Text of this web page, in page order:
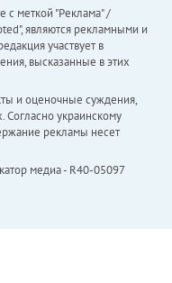
с меткой "Реклама" /
являются рекламными и
участвует в
высказанные в этих
и оценочные суждения,
украинскому
рекламы несет
медиа - R40-05097